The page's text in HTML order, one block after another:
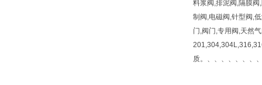
料浆阀,排泥阀,隔膜
制阀,电磁阀,针型阀,
门,阀门,专用阀,天然
质。、、、、、、、